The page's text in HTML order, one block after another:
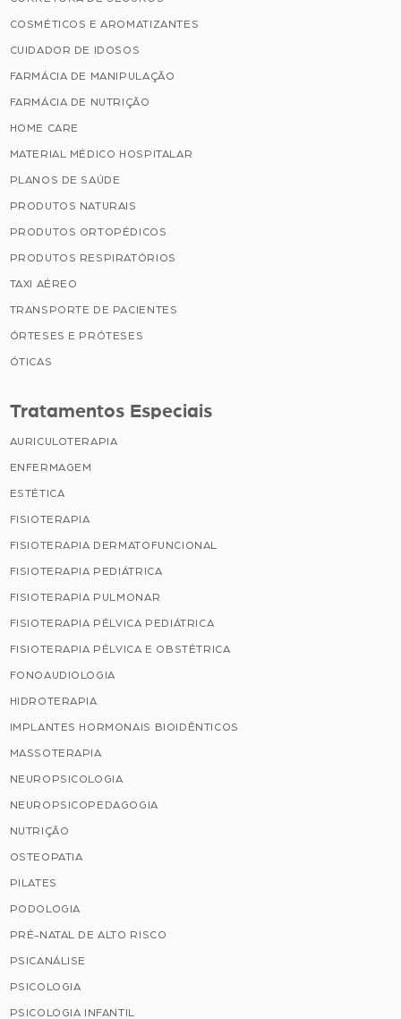
COSMÉTICOS E AROMATIZANTES
CUIDADOR DE IDOSOS
FARMÁCIA DE MANIPULAÇÃO
FARMÁCIA DE NUTRIÇÃO
HOME CARE
MATERIAL MÉDICO HOSPITALAR
PLANOS DE SAÚDE
PRODUTOS NATURAIS
PRODUTOS ORTOPÉDICOS
PRODUTOS RESPIRATÓRIOS
TAXI AÉREO
TRANSPORTE DE PACIENTES
ÓRTESES E PRÓTESES
ÓTICAS
Tratamentos Especiais
AURICULOTERAPIA
ENFERMAGEM
ESTÉTICA
FISIOTERAPIA
FISIOTERAPIA DERMATOFUNCIONAL
FISIOTERAPIA PEDIÁTRICA
FISIOTERAPIA PULMONAR
FISIOTERAPIA PÉLVICA PEDIÁTRICA
FISIOTERAPIA PÉLVICA E OBSTÉTRICA
FONOAUDIOLOGIA
HIDROTERAPIA
IMPLANTES HORMONAIS BIOIDÊNTICOS
MASSOTERAPIA
NEUROPSICOLOGIA
NEUROPSICOPEDAGOGIA
NUTRIÇÃO
OSTEOPATIA
PILATES
PODOLOGIA
PRÉ-NATAL DE ALTO RISCO
PSICANÁLISE
PSICOLOGIA
PSICOLOGIA INFANTIL